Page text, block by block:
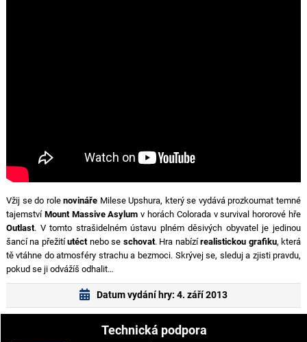
Vžij se do rolenovináře Milese Upshura, který se vydává prozkoumat temné
tajemství Mount Massive Asylum v horách Colorada v survival hororové hře
Outlast. V tomto strašidelném ústavu plném děsivých obyvatel je jedinou
šancí na přežitíutéctnebo se schovat. Hra nabízírealistickou grafiku, která
tě vtáhne do atmosféry strachu a bezmoci. Skrývej se, sleduj a zjisti pravdu,
pokud se ji odvážíš odhalit…
Datum vydání hry: 4. září 2013
Technická podpora